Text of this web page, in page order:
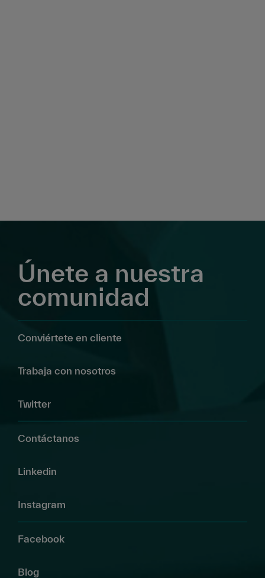
Únete a nuestra
comunidad
Conviértete en cliente
Trabaja con nosotros
Twitter
Contáctanos
Linkedin
Instagram
Facebook
Blog